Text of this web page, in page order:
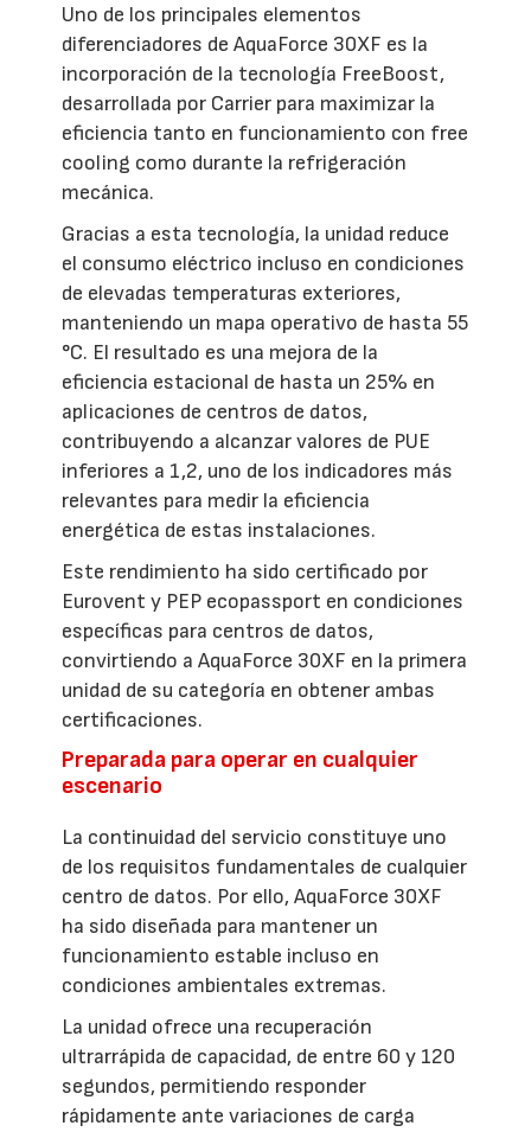
Uno de los principales elementos
diferenciadores de AquaForce 30XF es la
incorporación de la tecnología FreeBoost,
desarrollada por Carrier para maximizar la
eficiencia tanto en funcionamiento con free
cooling como durante la refrigeración
mecánica.
Gracias a esta tecnología, la unidad reduce
el consumo eléctrico incluso en condiciones
de elevadas temperaturas exteriores,
manteniendo un mapa operativo de hasta 55
°C. El resultado es una mejora de la
eficiencia estacional de hasta un 25% en
aplicaciones de centros de datos,
contribuyendo a alcanzar valores de PUE
inferiores a 1,2, uno de los indicadores más
relevantes para medir la eficiencia
energética de estas instalaciones.
Este rendimiento ha sido certificado por
Eurovent y PEP ecopassport en condiciones
específicas para centros de datos,
convirtiendo a AquaForce 30XF en la primera
unidad de su categoría en obtener ambas
certificaciones.
Preparada para operar en cualquier
escenario
La continuidad del servicio constituye uno
de los requisitos fundamentales de cualquier
centro de datos. Por ello, AquaForce 30XF
ha sido diseñada para mantener un
funcionamiento estable incluso en
condiciones ambientales extremas.
La unidad ofrece una recuperación
ultrarrápida de capacidad, de entre 60 y 120
segundos, permitiendo responder
rápidamente ante variaciones de carga